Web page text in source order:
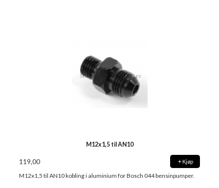
M12x1,5 til AN10
119,00 Kjøp
M12x1,5 til AN10 kobling i aluminium for Bosch 044 bensinpumper.